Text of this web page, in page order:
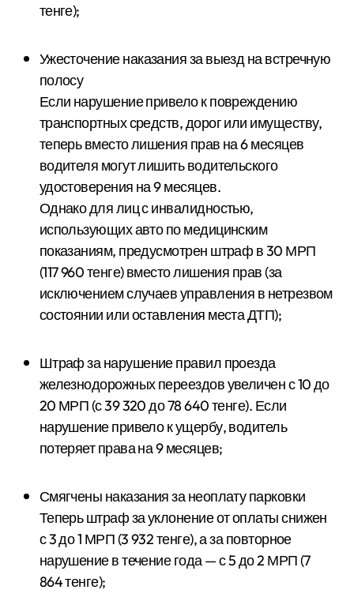
тенге);
Ужесточение наказания за выезд на встречную
полосу
Если нарушение привело к повреждению
транспортных средств, дорог или имуществу,
теперь вместо лишения прав на 6 месяцев
водителя могут лишить водительского
удостоверения на 9 месяцев.
Однако для лиц с инвалидностью,
использующих авто по медицинским
показаниям, предусмотрен штраф в 30 МРП
(117 960 тенге) вместо лишения прав (за
исключением случаев управления в нетрезвом
состоянии или оставления места ДТП);
Штраф за нарушение правил проезда
железнодорожных переездов увеличен с 10 до
20 МРП (с 39 320 до 78 640 тенге). Если
нарушение привело к ущербу, водитель
потеряет права на 9 месяцев;
Смягчены наказания за неоплату парковки
Теперь штраф за уклонение от оплаты снижен
с 3 до 1 МРП (3 932 тенге), а за повторное
нарушение в течение года — с 5 до 2 МРП (7
864 тенге);